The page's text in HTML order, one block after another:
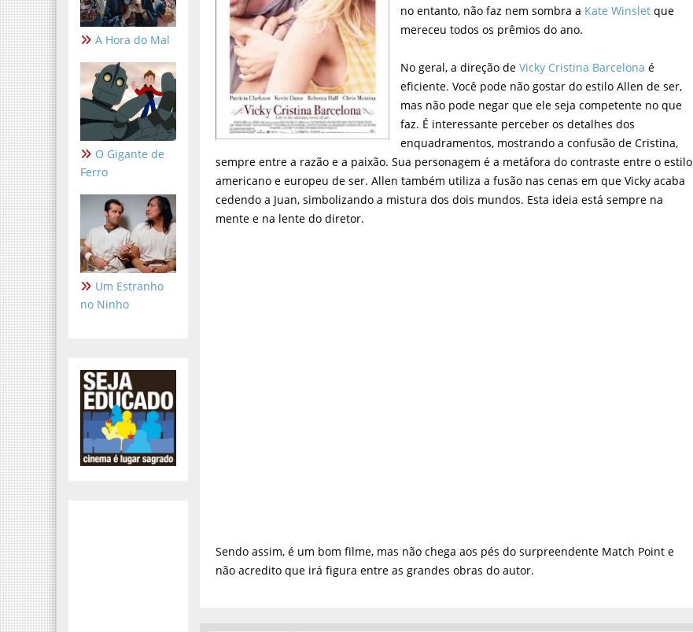
A Hora do Mal
O Gigante de
Ferro
Um Estranho
no Ninho
no entanto, não faz nem sombra a Kate Winslet que
mereceu todos os prêmios do ano.
No geral, a direção deVicky Cristina Barcelona é
eficiente. Você pode não gostar do estilo Allen de ser,
mas não pode negar que ele seja competente no que
faz. É interessante perceber os detalhes dos
enquadramentos, mostrando a confusão de Cristina,
sempre entre a razão e a paixão. Sua personagem é a metáfora do contraste entre o estilo
americano e europeu de ser. Allen também utiliza a fusão nas cenas em que Vicky acaba
cedendo a Juan, simbolizando a mistura dos dois mundos. Esta ideia está sempre na
mente e na lente do diretor.
Sendo assim, é um bom filme, mas não chega aos pés do surpreendente Match Point e
não acredito que irá figura entre as grandes obras do autor.